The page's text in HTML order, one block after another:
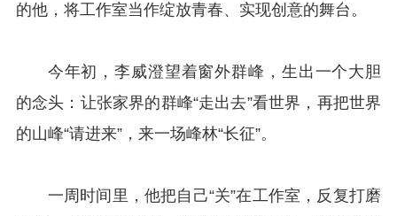
的他，将工作室当作绽放青春、实现创意的舞台。
今年初，李威澄望着窗外群峰，生出一个大胆
的念头：让张家界的群峰“走出去”看世界，再把世界
的山峰“请进来”，来一场峰林“长征”。
一周时间里，他把自己“关”在工作室，反复打磨